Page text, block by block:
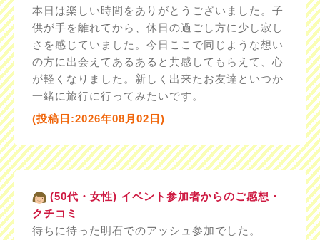
本日は楽しい時間をありがとうございました。子
供が手を離れてから、休日の過ごし方に少し寂し
さを感じていました。今日ここで同じような想い
の方に出会えてあるあると共感してもらえて、心
が軽くなりました。新しく出来たお友達といつか
一緒に旅行に行ってみたいです。
(投稿日:2026年08月02日)
(50代・女性) イベント参加者からのご感想・
クチコミ
待ちに待った明石でのアッシュ参加でした。